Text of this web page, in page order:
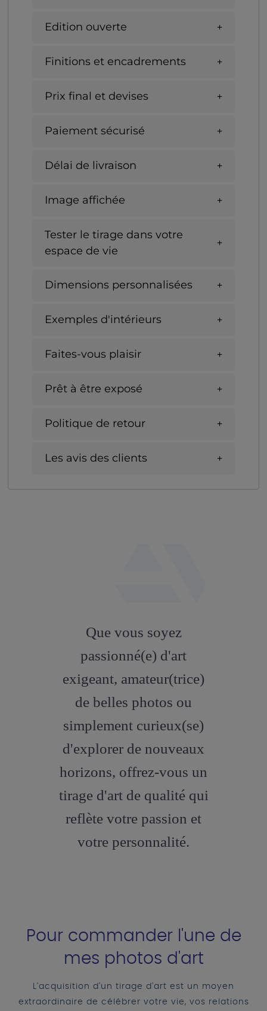
Edition ouverte
Finitions et encadrements
Prix final et devises
Paiement sécurisé
Délai de livraison
Image affichée
Tester le tirage dans votre
espace de vie
Dimensions personnalisées
Exemples d'intérieurs
Faites-vous plaisir
Prêt à être exposé
Politique de retour
Les avis des clients
artstation
Que vous soyez
passionné(e) d'art
exigeant, amateur(trice)
de belles photos ou
simplement curieux(se)
d'explorer de nouveaux
horizons, offrez-vous un
tirage d'art de qualité qui
reflète votre passion et
votre personnalité.
Pour commander l'une de
mes photos d'art
L'acquisition d'un tirage d'art est un moyen
extraordinaire de célébrer votre vie, vos relations